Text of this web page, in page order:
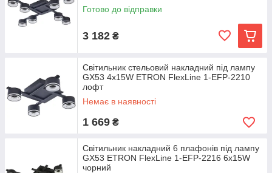
Готово до відправки
3 182 ₴
Світильник стельовий накладний під лампу
GX53 4x15W ETRON FlexLine 1-EFP-2210
лофт
Немає в наявності
1 669 ₴
Світильник накладний 6 плафонів під лампу
GX53 ETRON FlexLine 1-EFP-2216 6x15W
чорний